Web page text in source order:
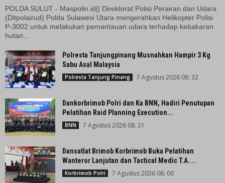
POLDA SULUT - Maspolin.id|| Direktorat Polisi Perairan dan Udara
(Ditpolairud) Polda Sulawesi Utara mengerahkan Helikopter Polisi
P-3002 untuk melakukan pemantauan udara terhadap kebakaran
hutan...
Polresta Tanjungpinang Musnahkan Hampir 3 Kg
Sabu Asal Malaysia
Polresta Tanjung Pinang 7 Agustus 2026 08: 32
Dankorbrimob Polri dan Ka BNN, Hadiri Penutupan
Pelatihan Raid Planning Execution...
BNN 7 Agustus 2026 08: 21
Dansatlat Brimob Korbrimob Buka Pelatihan
Wanteror Lanjutan dan Tactical Medic T.A....
Korbrimob Polri 7 Agustus 2026 08: 00